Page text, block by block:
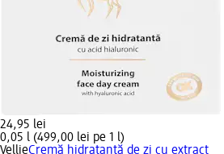
24,95 lei
0,05 l (499,00 lei pe 1 l)
VellieCremă hidratantă de zi cu extract